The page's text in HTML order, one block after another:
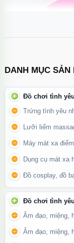
Dương vật giả
cho những ai yêu
Tính Năng Đặc
Chế độ rung –
theo ý thích.
Lưỡi xoay kích
đến cảm giác như
Sạc pin tiện lợi,
nào.
DANH MỤC SẢN
Đồ chơi tình
Trứng tình yêu
Lưỡi liếm
Máy mát xa
Dụng cụ mát xa
Đồ cosplay, đồ
Đồ chơi tình
Âm đạo, miệng,
Âm đạo, miệng,